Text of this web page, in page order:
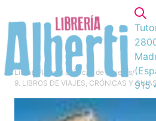
915
Libros Viajes y crónicas de viajeros/
9. LIBROS DE VIAJES, CRÓNICAS Y